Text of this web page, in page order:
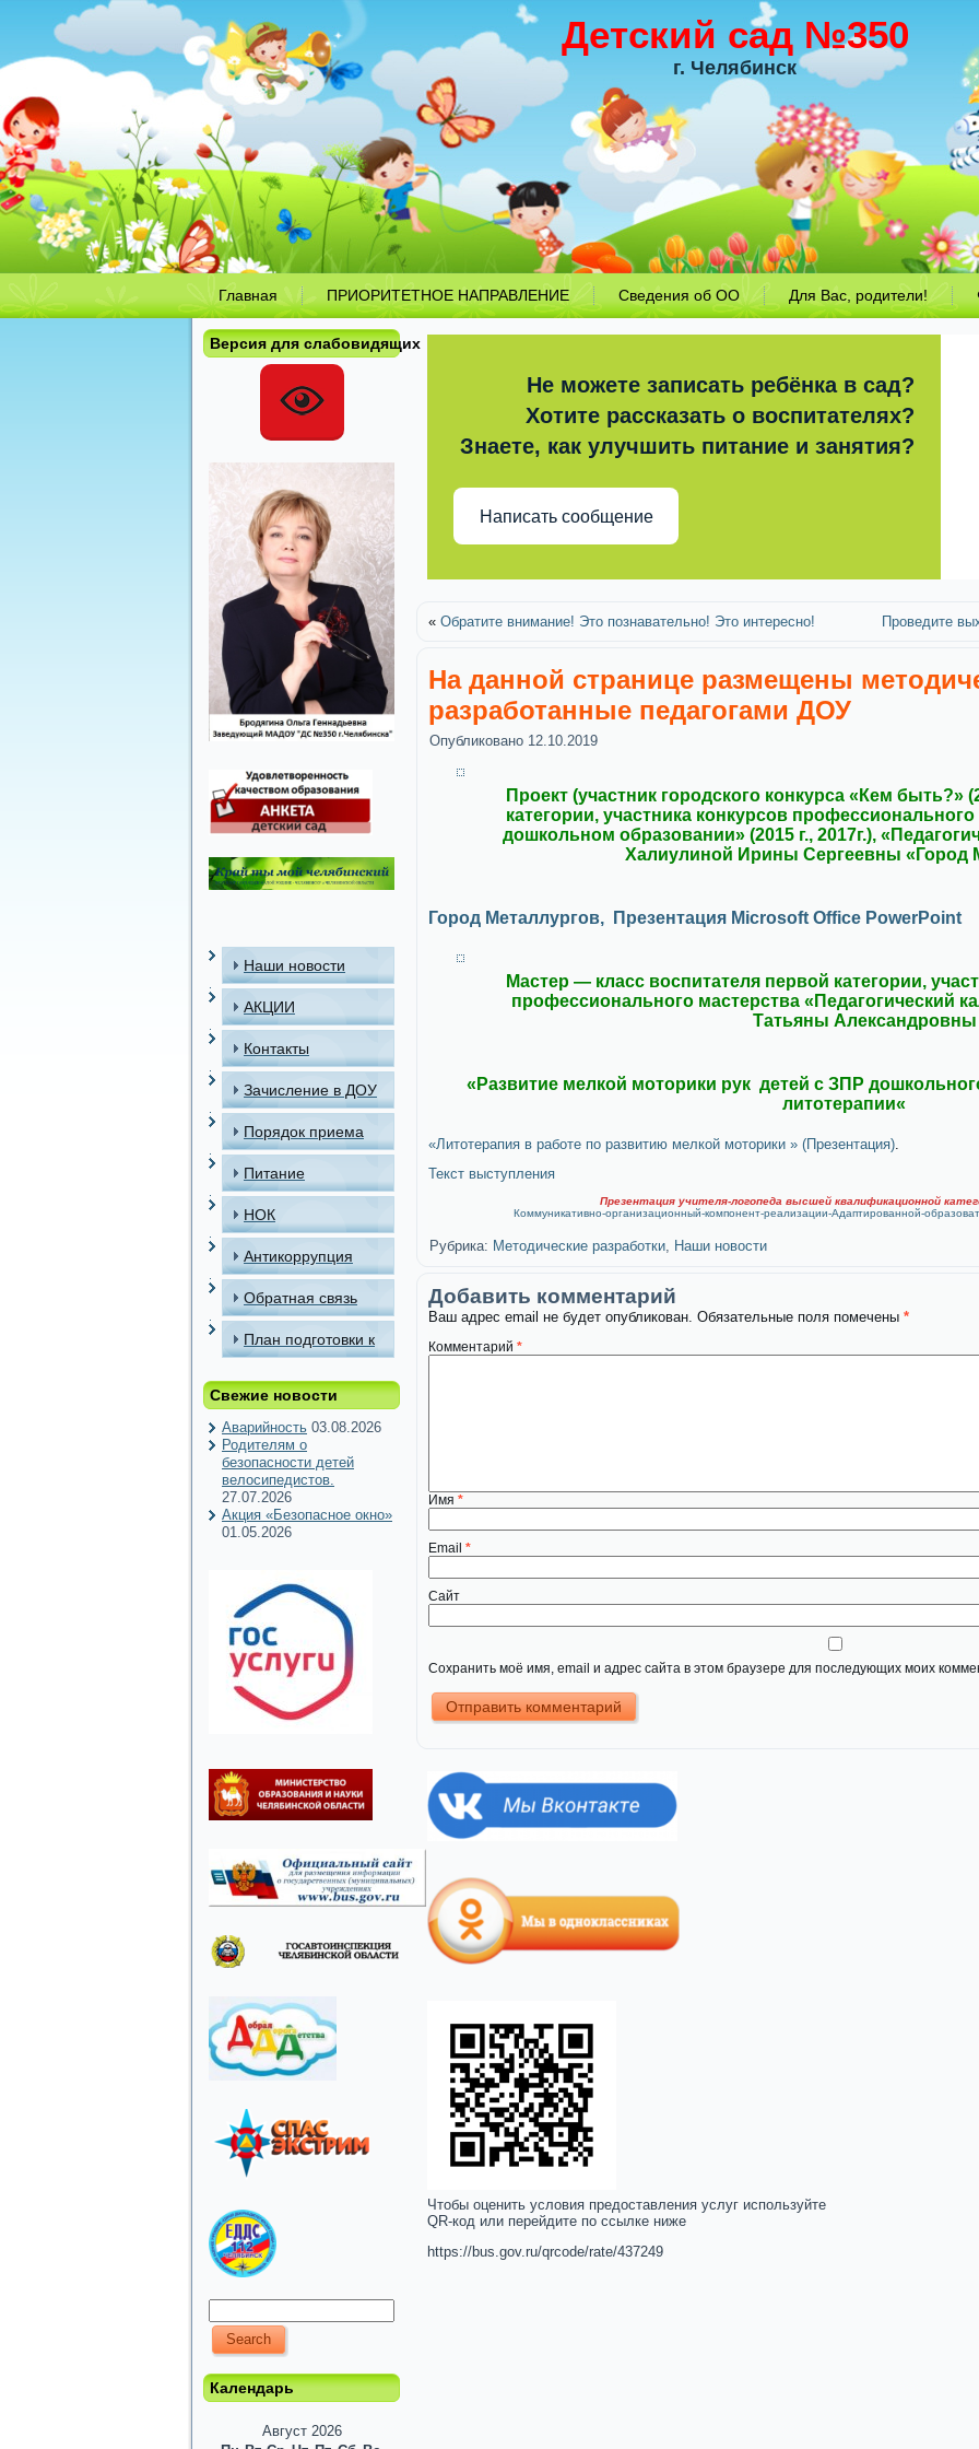
Детский сад №350
г. Челябинск
Главная ПРИОРИТЕТНОЕ НАПРАВЛЕНИЕ Сведения об ОО Для Вас, родители!
Версия для слабовидящих
Наши новости
АКЦИИ
Контакты
Зачисление в ДОУ
Порядок приема
детей в МАДОУ
Питание
НОК
Антикоррупция
Обратная связь
План подготовки к
периоду
Свежие новости
Аварийность 03.08.2026
Родителям о
безопасности детей
велосипедистов.
27.07.2026
Акция «Безопасное окно»
01.05.2026
Календарь
Август 2026
Не можете записать ребёнка в сад?
Хотите рассказать о воспитателях?
Знаете, как улучшить питание и занятия?
Написать сообщение
« Обратите внимание! Это познавательно! Это интересно! Проведите
На данной странице размещены
разработанные педагогами ДОУ
Опубликовано 12.10.2019
Проект (участник городского конкурса «Кем быть?»
категории, участника конкурсов
дошкольном образовании» (2015 г., 2017г.),
Халиулиной Ирины Сергеевны «Город
Город Металлургов, Презентация Microsoft Office PowerPoint
Мастер — класс воспитателя первой категории,
профессионального мастерства «Педагогический
Татьяны Александровны
«Развитие мелкой моторики рук детей с ЗПР
литотерапии«
«Литотерапия в работе по развитию мелкой моторики » (Презентация).
Текст выступления
Презентация учителя-логопеда высшей квалификационной
Коммуникативно-организационный-компонент-реализации-Адаптированной-
Рубрика: Методические разработки Наши новости
Добавить комментарий
Ваш адрес email не будет опубликован. Обязательные поля помечены *
Комментарий *
Имя *
Email *
Сайт
Сохранить моё имя, email и адрес сайта в этом браузере для последующих моих
Чтобы оценить условия предоставления услуг используйте
QR-код или перейдите по ссылке ниже
https://bus.gov.ru/qrcode/rate/437249